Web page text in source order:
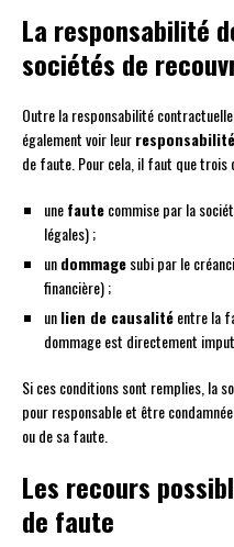
La responsabilité
sociétés de
Outre la responsabilité
également voir leur
de faute. Pour cela, il faut que trois
unefautecommise par la
légales) ;
undommagesubi par le
financière) ;
unlien de causalitéentre la
dommage est directement
Si ces conditions sont remplies, la
pour responsable et être
ou de sa faute.
Les recours
de faute